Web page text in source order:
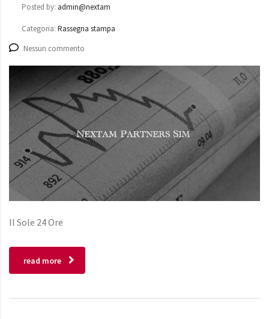
Posted by: admin@nextam
Categoria: Rassegna stampa
Nessun commento
Il Sole 24 Ore
read more